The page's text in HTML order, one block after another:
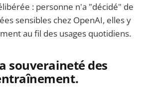
: personne n'a "décidé" de
sensibles chez OpenAI, elles y
au fil des usages quotidiens.
souveraineté des